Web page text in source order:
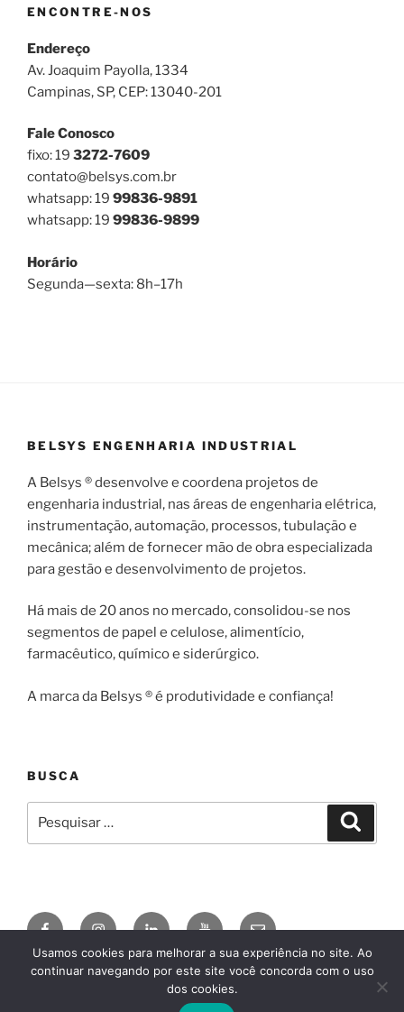
ENCONTRE-NOS
Endereço
Av. Joaquim Payolla, 1334
Campinas, SP, CEP: 13040-201
Fale Conosco
fixo: 19 3272-7609
contato@belsys.com.br
whatsapp: 19 99836-9891
whatsapp: 19 99836-9899
Horário
Segunda—sexta: 8h–17h
BELSYS ENGENHARIA INDUSTRIAL
A Belsys ® desenvolve e coordena projetos de
engenharia industrial, nas áreas de engenharia elétrica,
instrumentação, automação, processos, tubulação e
mecânica; além de fornecer mão de obra especializada
para gestão e desenvolvimento de projetos.
Há mais de 20 anos no mercado, consolidou-se nos
segmentos de papel e celulose, alimentício,
farmacêutico, químico e siderúrgico.
A marca da Belsys ® é produtividade e confiança!
BUSCA
por:
FacebookInstagramLinkedinYouTubeE-
mail
© 2026BELSYS ENGENHARIA AgDSN, byClaudio
Usamos cookies para melhorar a sua experiência no site. Ao
continuar navegando por este site você concorda com o uso
dos cookies.